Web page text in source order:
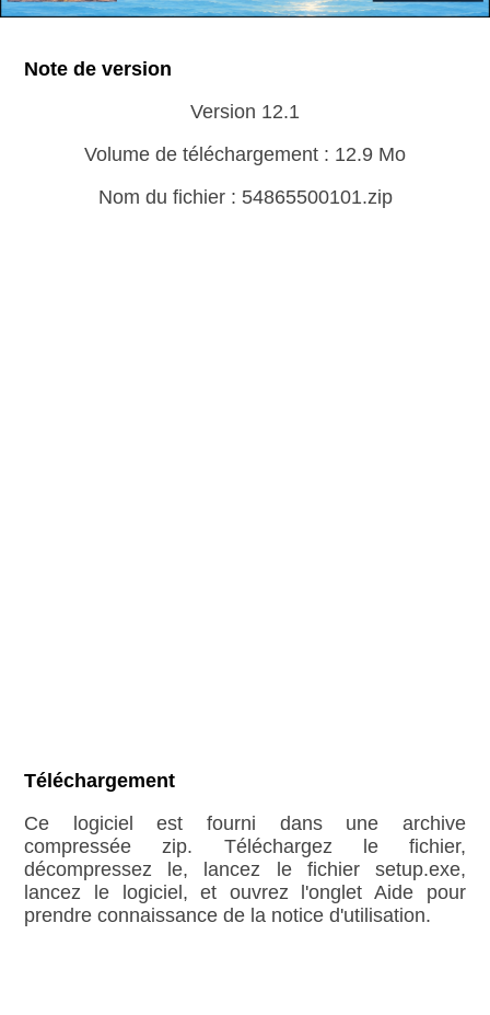
Note de version
Version 12.1
Volume de téléchargement : 12.9 Mo
Nom du fichier : 54865500101.zip
Téléchargement
Ce logiciel est fourni dans une archive
compressée zip. Téléchargez le fichier,
décompressez le, lancez le fichier setup.exe,
lancez le logiciel, et ouvrez l'onglet Aide pour
prendre connaissance de la notice d'utilisation.